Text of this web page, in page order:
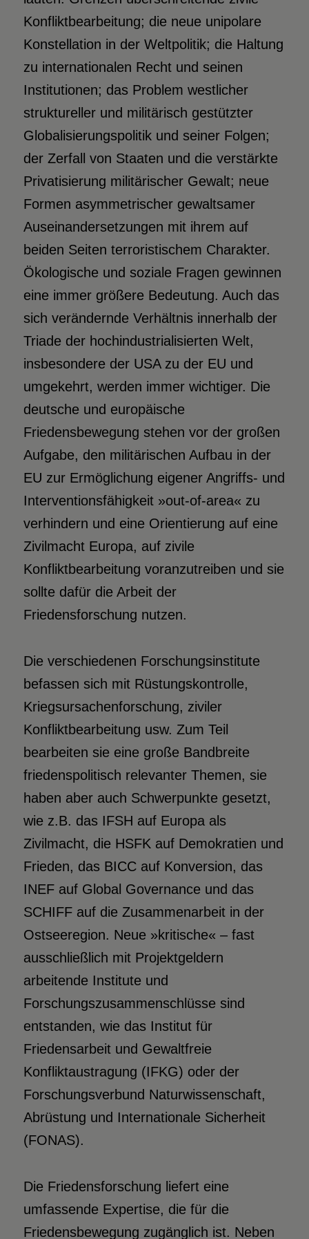
Konfliktbearbeitung; die neue unipolare
Konstellation in der Weltpolitik; die Haltung
zu internationalen Recht und seinen
Institutionen; das Problem westlicher
struktureller und militärisch gestützter
Globalisierungspolitik und seiner Folgen;
der Zerfall von Staaten und die verstärkte
Privatisierung militärischer Gewalt; neue
Formen asymmetrischer gewaltsamer
Auseinandersetzungen mit ihrem auf
beiden Seiten terroristischem Charakter.
Ökologische und soziale Fragen gewinnen
eine immer größere Bedeutung. Auch das
sich verändernde Verhältnis innerhalb der
Triade der hochindustrialisierten Welt,
insbesondere der USA zu der EU und
umgekehrt, werden immer wichtiger. Die
deutsche und europäische
Friedensbewegung stehen vor der großen
Aufgabe, den militärischen Aufbau in der
EU zur Ermöglichung eigener Angriffs- und
Interventionsfähigkeit »out-of-area« zu
verhindern und eine Orientierung auf eine
Zivilmacht Europa, auf zivile
Konfliktbearbeitung voranzutreiben und sie
sollte dafür die Arbeit der
Friedensforschung nutzen.
Die verschiedenen Forschungsinstitute
befassen sich mit Rüstungskontrolle,
Kriegsursachenforschung, ziviler
Konfliktbearbeitung usw. Zum Teil
bearbeiten sie eine große Bandbreite
friedenspolitisch relevanter Themen, sie
haben aber auch Schwerpunkte gesetzt,
wie z.B. das IFSH auf Europa als
Zivilmacht, die HSFK auf Demokratien und
Frieden, das BICC auf Konversion, das
INEF auf Global Governance und das
SCHIFF auf die Zusammenarbeit in der
Ostseeregion. Neue »kritische« – fast
ausschließlich mit Projektgeldern
arbeitende Institute und
Forschungszusammenschlüsse sind
entstanden, wie das Institut für
Friedensarbeit und Gewaltfreie
Konfliktaustragung (IFKG) oder der
Forschungsverbund Naturwissenschaft,
Abrüstung und Internationale Sicherheit
(FONAS).
Die Friedensforschung liefert eine
umfassende Expertise, die für die
Friedensbewegung zugänglich ist. Neben